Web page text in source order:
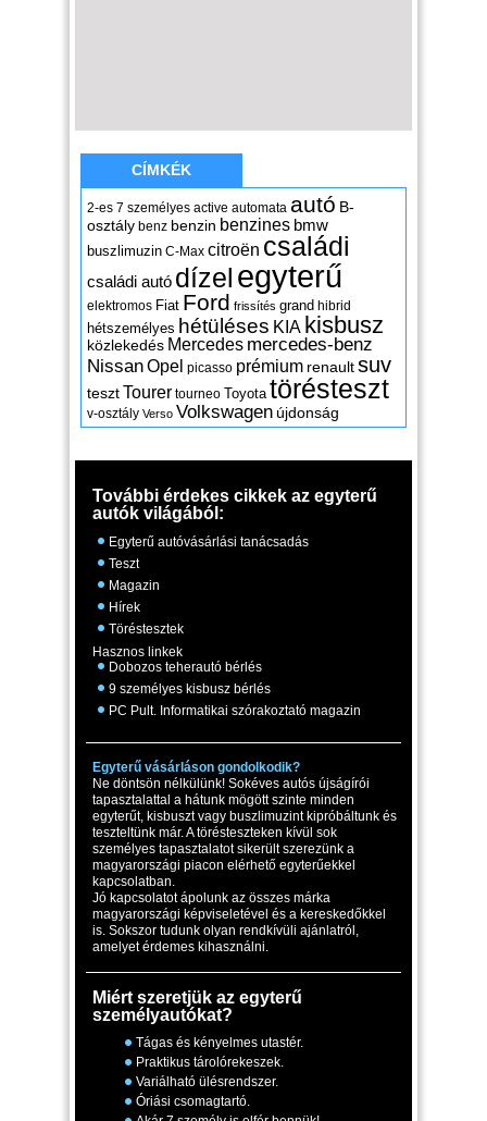
CÍMKÉK
2-es 7 személyes active automata autó B-
osztály benz benzin benzines bmw
buszlimuzin C-Max citroën családi
családi autó dízel egyterű
elektromos Fiat Ford frissítés grand hibrid
hétszemélyes hétüléses KIA kisbusz
közlekedés Mercedes mercedes-benz
NissanOpel picasso prémium renaultsuv
tesztTourer tourneo Toyota törésteszt
v-osztály Verso Volkswagen újdonság
További érdekes cikkek az egyterű
autók világából:
Egyterű autóvásárlási tanácsadás
Teszt
Magazin
Hírek
Töréstesztek
Hasznos linkek
Dobozos teherautó bérlés
9 személyes kisbusz bérlés
PC Pult. Informatikai szórakoztató magazin
Egyterű vásárláson gondolkodik?
Ne döntsön nélkülünk! Sokéves autós újságírói
tapasztalattal a hátunk mögött szinte minden
egyterűt, kisbuszt vagy buszlimuzint kipróbáltunk és
teszteltünk már. A törésteszteken kívül sok
személyes tapasztalatot sikerült szerezünk a
magyarországi piacon elérhető egyterűekkel
kapcsolatban.
Jó kapcsolatot ápolunk az összes márka
magyarországi képviseletével és a kereskedőkkel
is. Sokszor tudunk olyan rendkívüli ajánlatról,
amelyet érdemes kihasználni.
Miért szeretjük az egyterű
személyautókat?
Tágas és kényelmes utastér.
Praktikus tárolórekeszek.
Variálható ülésrendszer.
Óriási csomagtartó.